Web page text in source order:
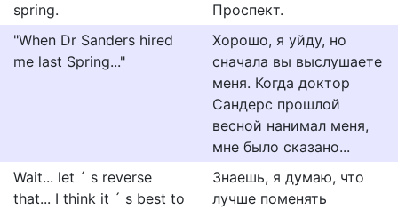
spring.
Проспект.
"When Dr Sanders hired
me last Spring..."
Хорошо, я уйду, но
сначала вы выслушаете
меня. Когда доктор
Сандерс прошлой
весной нанимал меня,
мне было сказано...
Wait... let ´ s reverse
that... I think it ´ s best to
Знаешь, я думаю, что
лучше поменять